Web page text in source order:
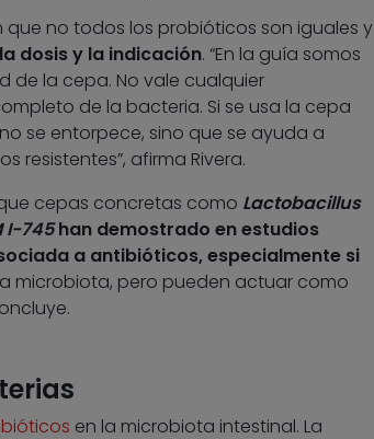
no todos los probióticos son iguales y
dosis y la indicación. “En la guía somos
de la cepa. No vale cualquier
de la bacteria. Si se usa la cepa
se entorpece, sino que se ayuda a
resistentes”, afirma Rivera.
cepas concretas como Lactobacillus
I-745han demostrado en estudios
a antibióticos, especialmente si
microbiota, pero pueden actuar como
en la microbiota intestinal. La